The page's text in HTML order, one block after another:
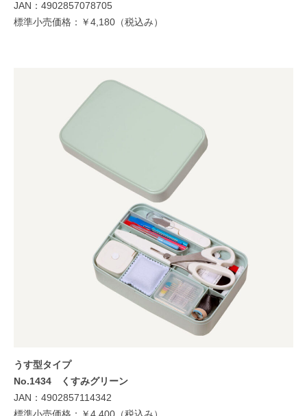
JAN：4902857078705
標準小売価格：￥4,180（税込み）
うす型タイプ
No.1434
くすみグリーン
JAN：4902857114342